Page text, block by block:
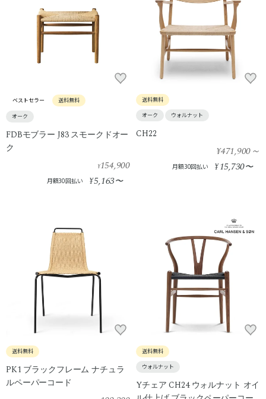
ベストセラー 送料無料
オーク
FDBモブラー J83 スモークドオー
ク
¥154,900
月額30回払い ¥5,163〜
送料無料
オーク
ウォルナット
CH22
¥471,900～
月額30回払い ¥15,730〜
送料無料
PK1 ブラックフレーム ナチュラ
ルペーパーコード
送料無料
ウォルナット
Yチェア CH24 ウォルナット オイ